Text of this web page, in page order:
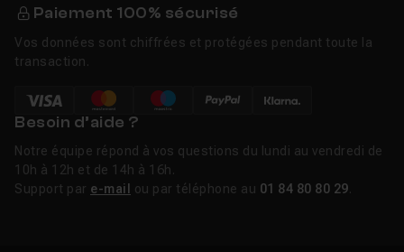
Paiement 100% sécurisé
Vos données sont chiffrées et protégées pendant toute la
transaction.
Besoin d’aide ?
Notre équipe répond à vos questions du lundi au vendredi de
10h à 12h et de 14h à 16h.
Support par e-mail ou par téléphone au 01 84 80 80 29